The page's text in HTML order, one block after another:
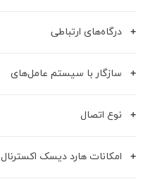
درگاه‌های ارتباطی
سازگار با سیستم‌ عامل‌های
نوع اتصال
امکانات هارد دیسک اکسترنال